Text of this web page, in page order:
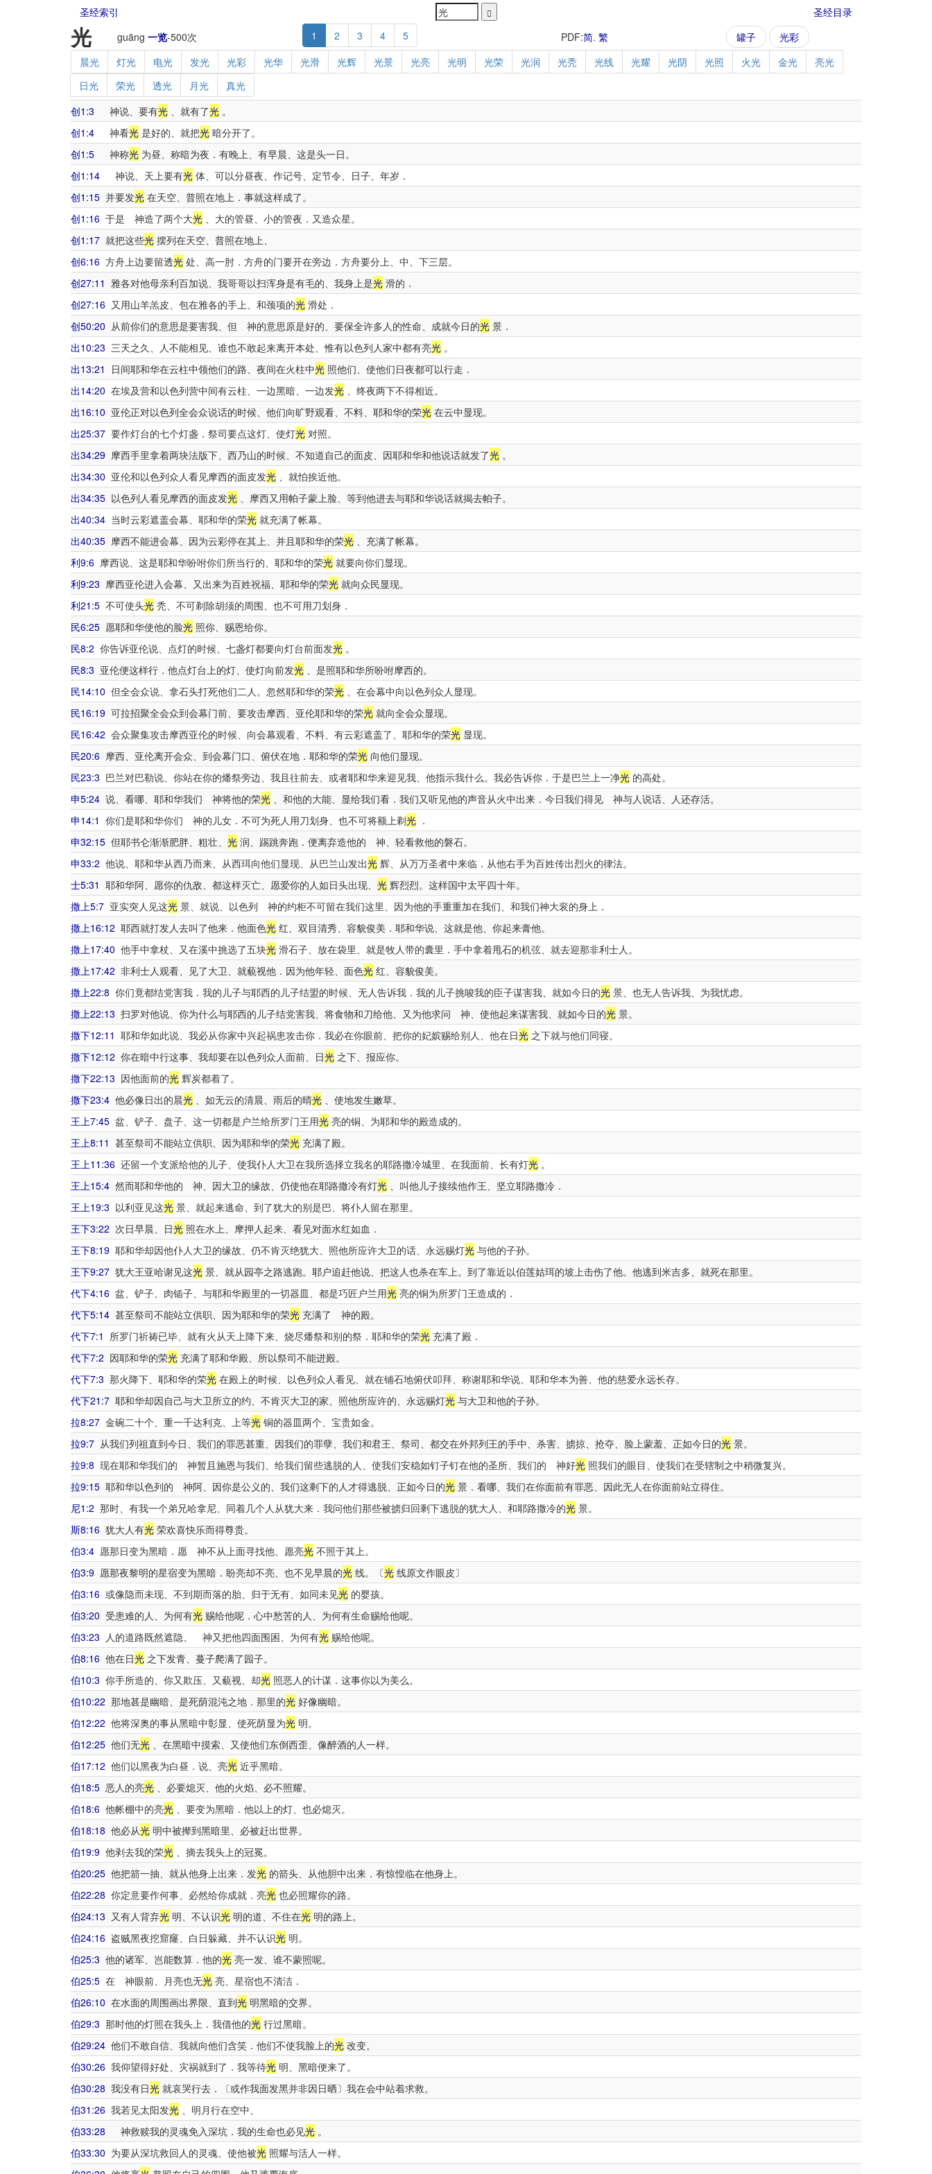
圣经索引 圣经目录
光 guāng 一览-500次 1 2 3 4 5 PDF:简. 繁 罐子
光彩
晨光
灯光 电光 发光 光彩 光华 光滑 光辉 光景 光亮 光明 光荣 光润 光秃 光线 光耀 光阴 光照 火光 金光
亮光
日光
荣光 透光 月光
真光
创1:3 神说、要有光 、就有了光 。
创1:4 神看光 是好的、就把光 暗分开了。
创1:5 神称光 为昼、称暗为夜．有晚上、有早晨、这是头一日。
创1:14 神说、天上要有光 体、可以分昼夜、作记号、定节令、日子、年岁．
创1:15 并要发光 在天空、普照在地上．事就这样成了。
创1:16 于是 神造了两个大光 、大的管昼、小的管夜．又造众星。
创1:17 就把这些光 摆列在天空、普照在地上、
创6:16 方舟上边要留透光 处、高一肘．方舟的门要开在旁边．方舟要分上、中、下三层。
创27:11 雅各对他母亲利百加说、我哥哥以扫浑身是有毛的、我身上是光 滑的．
创27:16 又用山羊羔皮、包在雅各的手上、和颈项的光 滑处．
创50:20 从前你们的意思是要害我、但 神的意思原是好的、要保全许多人的性命、成就今日的光 景．
出10:23 三天之久、人不能相见、谁也不敢起来离开本处、惟有以色列人家中都有亮光 。
出13:21
日间耶和华在云柱中领他们的路、夜间在火柱中光 照他们、使他们日夜都可以行走．
出14:20 在埃及营和以色列营中间有云柱、一边黑暗、一边发光 、终夜两下不得相近。
出16:10 亚伦正对以色列全会众说话的时候、他们向旷野观看、不料、耶和华的荣光 在云中显现。
出25:37 要作灯台的七个灯盏．祭司要点这灯、使灯光 对照。
出34:29 摩西手里拿着两块法版下、西乃山的时候、不知道自己的面皮、因耶和华和他说话就发了光 。
出34:30 亚伦和以色列众人看见摩西的面皮发光 、就怕挨近他。
出34:35 以色列人看见摩西的面皮发光 、摩西又用帕子蒙上脸、等到他进去与耶和华说话就揭去帕子。
出40:34 当时云彩遮盖会幕、耶和华的荣光 就充满了帐幕。
出40:35 摩西不能进会幕、因为云彩停在其上、并且耶和华的荣光 、充满了帐幕。
利9:6 摩西说、这是耶和华吩咐你们所当行的、耶和华的荣光 就要向你们显现。
利9:23 摩西亚伦进入会幕、又出来为百姓祝福、耶和华的荣光 就向众民显现。
利21:5 不可使头光 秃、不可剃除胡须的周围、也不可用刀划身．
民6:25 愿耶和华使他的脸光 照你、赐恩给你。
民8:2 你告诉亚伦说、点灯的时候、七盏灯都要向灯台前面发光 。
民8:3 亚伦便这样行．他点灯台上的灯、使灯向前发光 、是照耶和华所吩咐摩西的。
民14:10 但全会众说、拿石头打死他们二人。忽然耶和华的荣光 、在会幕中向以色列众人显现。
民16:19 可拉招聚全会众到会幕门前、要攻击摩西、亚伦耶和华的荣光 就向全会众显现。
民16:42 会众聚集攻击摩西亚伦的时候、向会幕观看、不料、有云彩遮盖了、耶和华的荣光 显现。
民20:6 摩西、亚伦离开会众、到会幕门口、俯伏在地．耶和华的荣光 向他们显现。
民23:3 巴兰对巴勒说、你站在你的燔祭旁边、我且往前去、或者耶和华来迎见我、他指示我什么。我必告诉你．于是巴兰上一净光 的高处。
申5:24 说、看哪、耶和华我们 神将他的荣光 、和他的大能、显给我们看．我们又听见他的声音从火中出来．今日我们得见 神与人说话、人还存活。
申14:1 你们是耶和华你们 神的儿女．不可为死人用刀划身、也不可将额上剃光 ．
申32:15 但耶书仑渐渐肥胖、粗壮、 光 润、踢跳奔跑．便离弃造他的 神、轻看救他的磐石。
申33:2 他说、耶和华从西乃而来、从西珥向他们显现、从巴兰山发出光 辉、从万万圣者中来临．从他右手为百姓传出烈火的律法。
士5:31 耶和华阿、愿你的仇敌、都这样灭亡、愿爱你的人如日头出现、 光 辉烈烈。这样国中太平四十年。
撒上5:7 亚实突人见这光 景、就说、以色列 神的约柜不可留在我们这里、因为他的手重重加在我们、和我们神大衮的身上．
撒上16:12 耶西就打发人去叫了他来．他面色光 红、双目清秀、容貌俊美．耶和华说、这就是他、你起来膏他。
撒上17:40 他手中拿杖、又在溪中挑选了五块光 滑石子、放在袋里、就是牧人带的囊里．手中拿着甩石的机弦、就去迎那非利士人。
撒上17:42 非利士人观看、见了大卫、就藐视他．因为他年轻、面色光 红、容貌俊美。
撒上22:8 你们竟都结党害我．我的儿子与耶西的儿子结盟的时候、无人告诉我．我的儿子挑唆我的臣子谋害我、就如今日的光 景、也无人告诉我、为我忧虑。
撒上22:13 扫罗对他说、你为什么与耶西的儿子结党害我、将食物和刀给他、又为他求问 神、使他起来谋害我、就如今日的光 景。
撒下12:11 耶和华如此说、我必从你家中兴起祸患攻击你．我必在你眼前、把你的妃嫔赐给别人、他在日光 之下就与他们同寝。
撒下12:12 你在暗中行这事、我却要在以色列众人面前、日光 之下、报应你。
撒下22:13 因他面前的光 辉炭都着了。
撒下23:4 他必像日出的晨光 、如无云的清晨、雨后的晴光 、使地发生嫩草。
王上7:45 盆、铲子、盘子、这一切都是户兰给所罗门王用光 亮的铜、为耶和华的殿造成的。
王上8:11 甚至祭司不能站立供职、因为耶和华的荣光 充满了殿。
王上11:36 还留一个支派给他的儿子、使我仆人大卫在我所选择立我名的耶路撒冷城里、在我面前、长有灯光 。
王上15:4 然而耶和华他的 神、因大卫的缘故、仍使他在耶路撒冷有灯光 、叫他儿子接续他作王、坚立耶路撒冷．
王上19:3 以利亚见这光 景、就起来逃命、到了犹大的别是巴、将仆人留在那里。
王下3:22 次日早晨、日光 照在水上、摩押人起来、看见对面水红如血．
王下8:19 耶和华却因他仆人大卫的缘故、仍不肯灭绝犹大、照他所应许大卫的话、永远赐灯光 与他的子孙。
王下9:27 犹大王亚哈谢见这光 景、就从园亭之路逃跑。耶户追赶他说、把这人也杀在车上。到了靠近以伯莲姑珥的坡上击伤了他。他逃到米吉多、就死在那里。
代下4:16 盆、铲子、肉锸子、与耶和华殿里的一切器皿、都是巧匠户兰用光 亮的铜为所罗门王造成的．
代下5:14 甚至祭司不能站立供职、因为耶和华的荣光 充满了 神的殿。
代下7:1 所罗门祈祷已毕、就有火从天上降下来、烧尽燔祭和别的祭．耶和华的荣光 充满了殿．
代下7:2 因耶和华的荣光 充满了耶和华殿、所以祭司不能进殿。
代下7:3 那火降下、耶和华的荣光 在殿上的时候、以色列众人看见、就在铺石地俯伏叩拜、称谢耶和华说、耶和华本为善、他的慈爱永远长存。
代下21:7 耶和华却因自己与大卫所立的约、不肯灭大卫的家、照他所应许的、永远赐灯光 与大卫和他的子孙。
拉8:27 金碗二十个、重一千达利克、上等光 铜的器皿两个、宝贵如金。
拉9:7 从我们列祖直到今日、我们的罪恶甚重、因我们的罪孽、我们和君王、祭司、都交在外邦列王的手中、杀害、掳掠、抢夺、脸上蒙羞、正如今日的光 景。
拉9:8 现在耶和华我们的 神暂且施恩与我们、给我们留些逃脱的人、使我们安稳如钉子钉在他的圣所、我们的 神好光 照我们的眼目、使我们在受辖制之中稍微复兴。
拉9:15 耶和华以色列的 神阿、因你是公义的、我们这剩下的人才得逃脱、正如今日的光 景．看哪、我们在你面前有罪恶、因此无人在你面前站立得住。
尼1:2 那时、有我一个弟兄哈拿尼、同着几个人从犹大来．我问他们那些被掳归回剩下逃脱的犹大人、和耶路撒冷的光 景。
斯8:16 犹大人有光 荣欢喜快乐而得尊贵。
伯3:4 愿那日变为黑暗．愿 神不从上面寻找他、愿亮光 不照于其上。
伯3:9 愿那夜黎明的星宿变为黑暗．盼亮却不亮、也不见早晨的光 线。〔光 线原文作眼皮〕
伯3:16 或像隐而未现、不到期而落的胎、归于无有、如同未见光 的婴孩。
伯3:20 受患难的人、为何有光 赐给他呢．心中愁苦的人、为何有生命赐给他呢。
伯3:23 人的道路既然遮隐、 神又把他四面围困、为何有光 赐给他呢。
伯8:16 他在日光 之下发青、蔓子爬满了园子。
伯10:3 你手所造的、你又欺压、又藐视、却光 照恶人的计谋．这事你以为美么。
伯10:22 那地甚是幽暗、是死荫混沌之地．那里的光 好像幽暗。
伯12:22 他将深奥的事从黑暗中彰显、使死荫显为光 明。
伯12:25 他们无光 、在黑暗中摸索、又使他们东倒西歪、像醉酒的人一样。
伯17:12 他们以黑夜为白昼．说、亮光 近乎黑暗。
伯18:5 恶人的亮光 、必要熄灭、他的火焰、必不照耀。
伯18:6 他帐棚中的亮光 、要变为黑暗．他以上的灯、也必熄灭。
伯18:18 他必从光 明中被撵到黑暗里、必被赶出世界。
伯19:9 他剥去我的荣光 、摘去我头上的冠冕。
伯20:25 他把箭一抽、就从他身上出来．发光 的箭头、从他胆中出来．有惊惶临在他身上。
伯22:28 你定意要作何事、必然给你成就．亮光 也必照耀你的路。
伯24:13 又有人背弃光 明、不认识光 明的道、不住在光 明的路上。
伯24:16 盗贼黑夜挖窟窿、白日躲藏、并不认识光 明。
伯25:3 他的诸军、岂能数算．他的光 亮一发、谁不蒙照呢。
伯25:5 在 神眼前、月亮也无光 亮、星宿也不清洁．
伯26:10 在水面的周围画出界限、直到光 明黑暗的交界。
伯29:3 那时他的灯照在我头上．我借他的光 行过黑暗。
伯29:24 他们不敢自信、我就向他们含笑．他们不使我脸上的光 改变。
伯30:26 我仰望得好处、灾祸就到了．我等待光 明、黑暗便来了。
伯30:28 我没有日光 就哀哭行去．〔或作我面发黑并非因日晒〕我在会中站着求救。
伯31:26 我若见太阳发光 、明月行在空中、
伯33:28 神救赎我的灵魂免入深坑．我的生命也必见光 。
伯33:30 为要从深坑救回人的灵魂、使他被光 照耀与活人一样。